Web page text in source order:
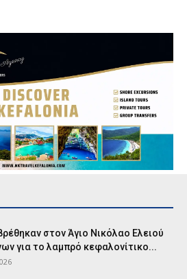
στον Άγιο Νικόλαο Ελειού
για το λαμπρό κεφαλονίτικο...